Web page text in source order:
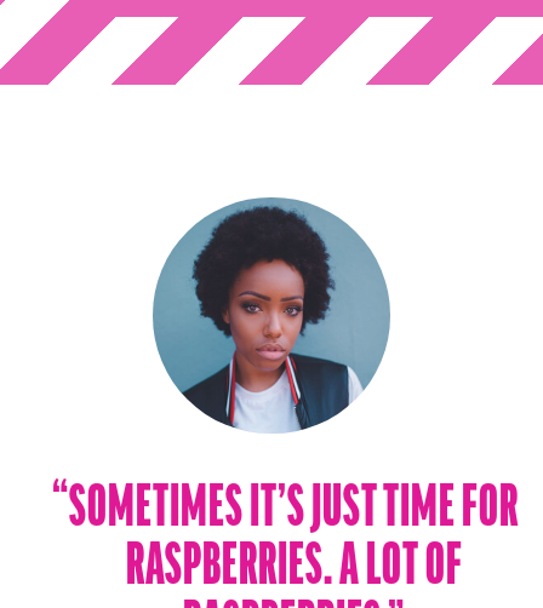
“SOMETIMES IT’S JUST TIME FOR
RASPBERRIES. A LOT OF